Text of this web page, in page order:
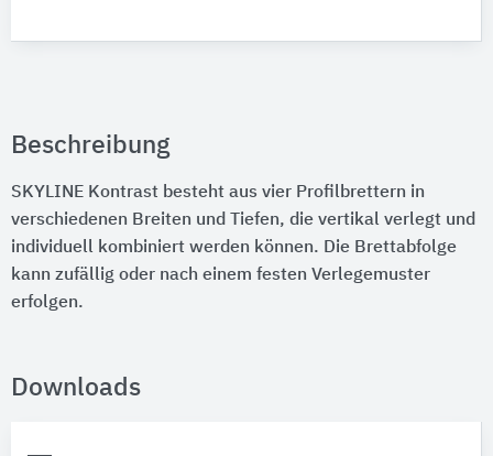
Beschreibung
SKYLINE Kontrast besteht aus vier Profilbrettern in
verschiedenen Breiten und Tiefen, die vertikal verlegt und
individuell kombiniert werden können. Die Brettabfolge
kann zufällig oder nach einem festen Verlegemuster
erfolgen.
Downloads